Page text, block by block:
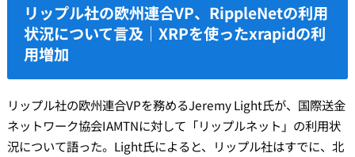
リップル社の欧州連合VP、RippleNetの利用
状況について言及｜XRPを使ったxrapidの利
用増加
リップル社の欧州連合VPを務めるJeremy Light氏が、国際送金
ネットワーク協会IAMTNに対して「リップルネット」の利用状
況について語った。 Light氏によると、リップル社はすでに、北